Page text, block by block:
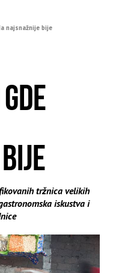
najsnažnije bije
tržnica velikih
iskustva i